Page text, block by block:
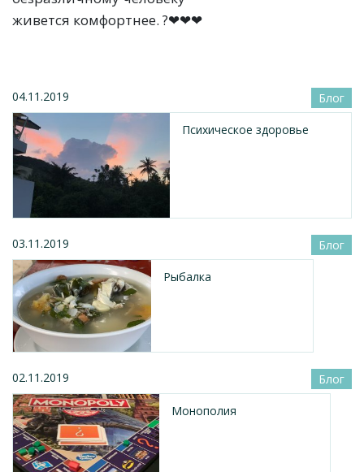
живется комфортнее. ?❤❤❤
04.11.2019 Блог
Психическое здоровье
03.11.2019 Блог
Рыбалка
02.11.2019 Блог
Монополия